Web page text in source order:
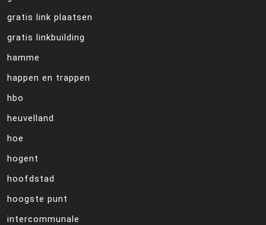
gratis link plaatsen
gratis linkbuilding
hamme
happen en trappen
hbo
heuvelland
hoe
hogent
hoofdstad
hoogste punt
intercommunale